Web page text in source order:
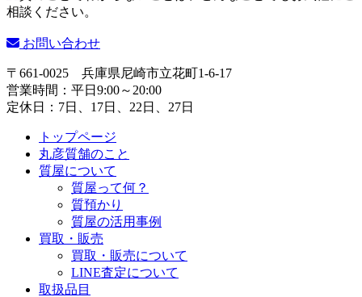
お問い合わせ
〒661-0025 兵庫県尼崎市立花町1-6-17
営業時間：平日9:00～20:00
定休日：7日、17日、22日、27日
トップページ
丸彦質舗のこと
質屋について
質屋って何？
質預かり
質屋の活用事例
買取・販売
買取・販売について
LINE査定について
取扱品目